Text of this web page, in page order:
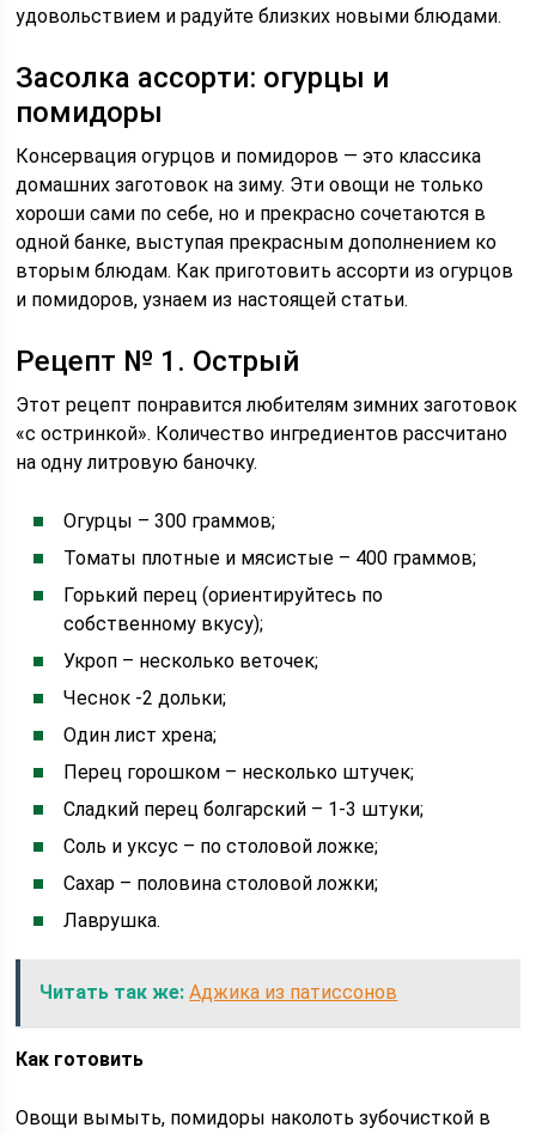
удовольствием и радуйте близких новыми блюдами.
Засолка ассорти: огурцы и
помидоры
Консервация огурцов и помидоров — это классика
домашних заготовок на зиму. Эти овощи не только
хороши сами по себе, но и прекрасно сочетаются в
одной банке, выступая прекрасным дополнением ко
вторым блюдам. Как приготовить ассорти из огурцов
и помидоров, узнаем из настоящей статьи.
Рецепт № 1. Острый
Этот рецепт понравится любителям зимних заготовок
«с остринкой». Количество ингредиентов рассчитано
на одну литровую баночку.
Огурцы – 300 граммов;
Томаты плотные и мясистые – 400 граммов;
Горький перец (ориентируйтесь по
собственному вкусу);
Укроп – несколько веточек;
Чеснок -2 дольки;
Один лист хрена;
Перец горошком – несколько штучек;
Сладкий перец болгарский – 1-3 штуки;
Соль и уксус – по столовой ложке;
Сахар – половина столовой ложки;
Лаврушка.
Читать так же: Аджика из патиссонов
Как готовить
Овощи вымыть, помидоры наколоть зубочисткой в